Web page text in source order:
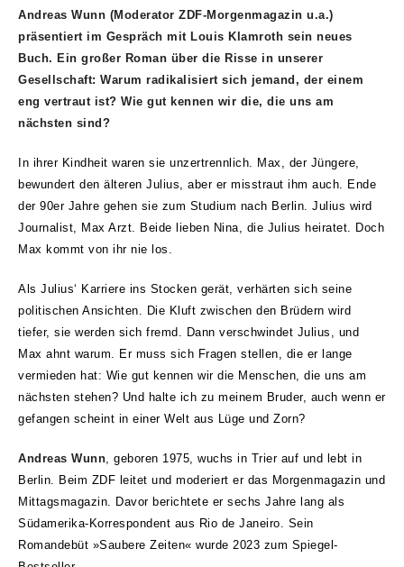
Andreas Wunn (Moderator ZDF-Morgenmagazin u.a.)
präsentiert im Gespräch mit Louis Klamroth sein neues
Buch. Ein großer Roman über die Risse in unserer
Gesellschaft: Warum radikalisiert sich jemand, der einem
eng vertraut ist? Wie gut kennen wir die, die uns am
nächsten sind?
In ihrer Kindheit waren sie unzertrennlich. Max, der Jüngere,
bewundert den älteren Julius, aber er misstraut ihm auch. Ende
der 90er Jahre gehen sie zum Studium nach Berlin. Julius wird
Journalist, Max Arzt. Beide lieben Nina, die Julius heiratet. Doch
Max kommt von ihr nie los.
Als Julius‘ Karriere ins Stocken gerät, verhärten sich seine
politischen Ansichten. Die Kluft zwischen den Brüdern wird
tiefer, sie werden sich fremd. Dann verschwindet Julius, und
Max ahnt warum. Er muss sich Fragen stellen, die er lange
vermieden hat: Wie gut kennen wir die Menschen, die uns am
nächsten stehen? Und halte ich zu meinem Bruder, auch wenn er
gefangen scheint in einer Welt aus Lüge und Zorn?
Andreas Wunn, geboren 1975, wuchs in Trier auf und lebt in
Berlin. Beim ZDF leitet und moderiert er das Morgenmagazin und
Mittagsmagazin. Davor berichtete er sechs Jahre lang als
Südamerika-Korrespondent aus Rio de Janeiro. Sein
Romandebüt »Saubere Zeiten« wurde 2023 zum Spiegel-